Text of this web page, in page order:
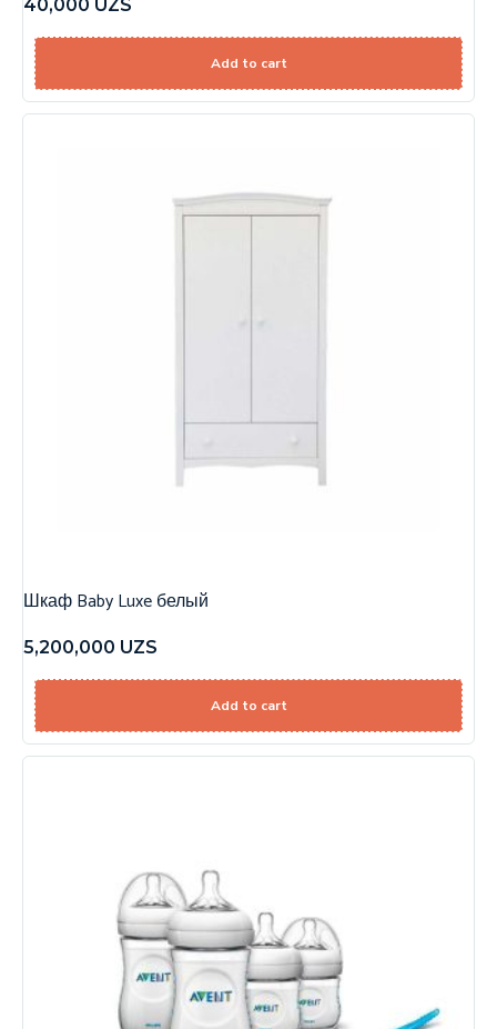
40,000 UZS
Add to cart
Шкаф Baby Luxe белый
5,200,000 UZS
Add to cart